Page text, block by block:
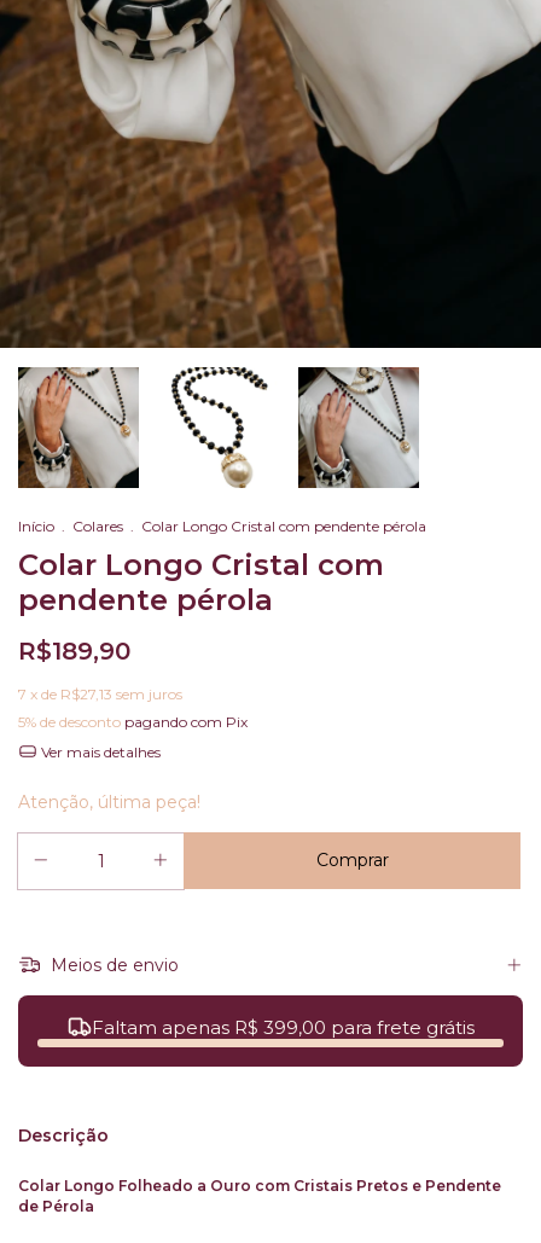
Início Colares Colar Longo Cristal com pendente pérola
Colar Longo Cristal com
pendente pérola
R$189,90
7 x de R$27,13 sem juros
5% de desconto pagando com Pix
Ver mais detalhes
Atenção, última peça!
Meios de envio
Faltam apenas R$ 399,00 para frete grátis
Descrição
Colar Longo Folheado a Ouro com Cristais Pretos e Pendente
de Pérola